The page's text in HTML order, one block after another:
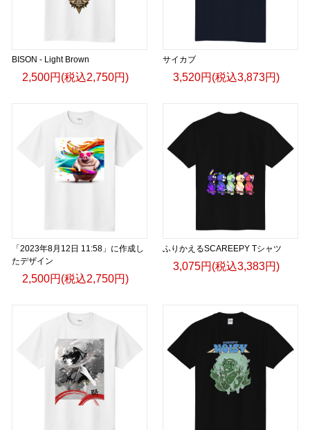
BISON - Light Brown
2,500円(税込2,750円)
サイカブ
3,520円(税込3,873円)
「2023年8月12日 11:58」に作成し
たデザイン
2,500円(税込2,750円)
ふりかえるSCAREEPY Tシャツ
3,075円(税込3,383円)